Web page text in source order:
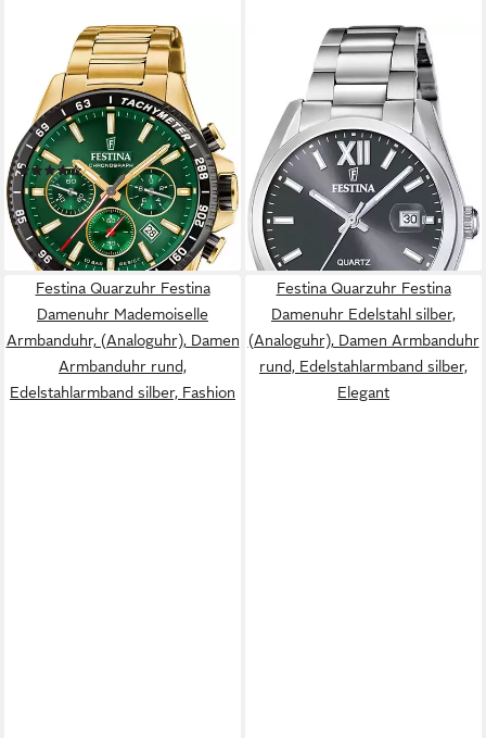
Chronograph Timeless
Chronograph F20634/4,
Armbanduhr, Quarzuhr,
Herrenuhr, Stoppfunktion,
Edelstahlarmband
(8)
ab 249,00 €
lieferbar - in 3-4 Werktagen bei dir
Quarzuhr F20707/3,
Armbanduhr, Damenuhr,
Herrenuhr, Edelstahlarmband,
analog, Tag
ab 99,00 €
lieferbar - in 1-2 Werktagen bei dir
Festina Quarzuhr Festina
Damenuhr Mademoiselle
Armbanduhr, (Analoguhr), Damen
Armbanduhr rund,
Edelstahlarmband silber, Fashion
Festina Quarzuhr Festina
Damenuhr Edelstahl silber,
(Analoguhr), Damen Armbanduhr
rund, Edelstahlarmband silber,
Elegant